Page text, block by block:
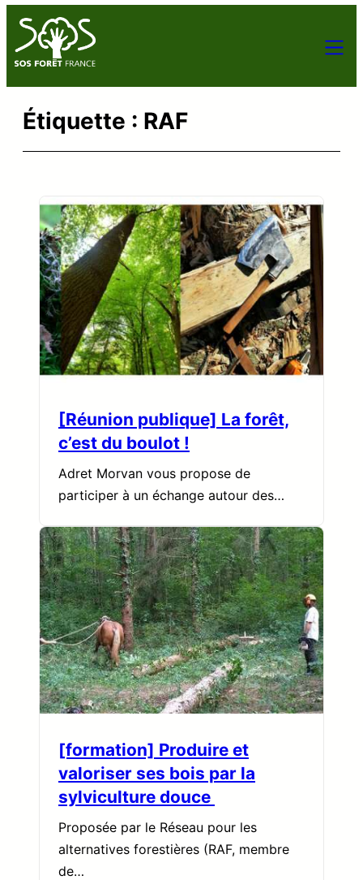
Aller
au
contenu
Étiquette : RAF
[Réunion publique] La forêt,
c’est du boulot !
Adret Morvan vous propose de
participer à un échange autour des…
[formation] Produire et
valoriser ses bois par la
sylviculture douce
Proposée par le Réseau pour les
alternatives forestières (RAF, membre
de…